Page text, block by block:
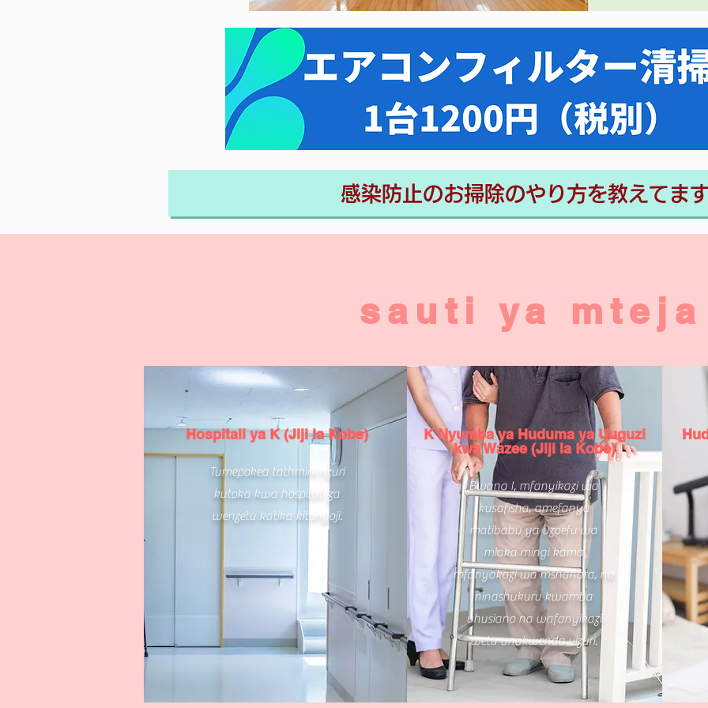
感染防止のお掃除のやり方を教えてま
sauti ya mteja
Hospitali ya K (Jiji la Kobe)
Tumepokea tathmini nzuri
kutoka kwa hospitali za
wenzetu katika kitongoji.
K Nyumba ya Huduma ya Uuguzi
kwa Wazee (Jiji la Kobe)
Bwana I, mfanyikazi wa
kusafisha, amefanya
matibabu ya uzoefu wa
miaka mingi kama
mfanyakazi wa mshahara, na
ninashukuru kwamba
uhusiano na wafanyikazi
wetu unakwenda vizuri.